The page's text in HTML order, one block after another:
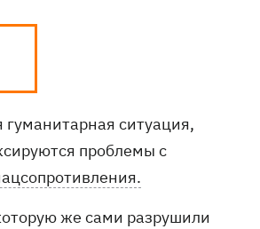
ситуация,
проблемы с
же сами разрушили